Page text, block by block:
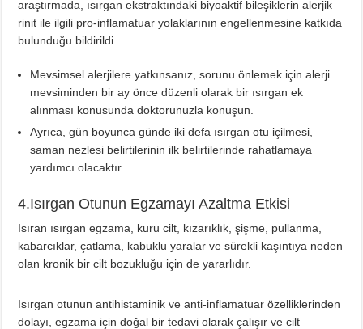
araştırmada, ısırgan ekstraktındaki biyoaktif bileşiklerin alerjik
rinit ile ilgili pro-inflamatuar yolaklarının engellenmesine katkıda
bulunduğu bildirildi.
Mevsimsel alerjilere yatkınsanız, sorunu önlemek için alerji
mevsiminden bir ay önce düzenli olarak bir ısırgan ek
alınması konusunda doktorunuzla konuşun.
Ayrıca, gün boyunca günde iki defa ısırgan otu içilmesi,
saman nezlesi belirtilerinin ilk belirtilerinde rahatlamaya
yardımcı olacaktır.
4.Isırgan Otunun Egzamayı Azaltma Etkisi
Isıran ısırgan egzama, kuru cilt, kızarıklık, şişme, pullanma,
kabarcıklar, çatlama, kabuklu yaralar ve sürekli kaşıntıya neden
olan kronik bir cilt bozukluğu için de yararlıdır.
Isırgan otunun antihistaminik ve anti-inflamatuar özelliklerinden
dolayı, egzama için doğal bir tedavi olarak çalışır ve cilt